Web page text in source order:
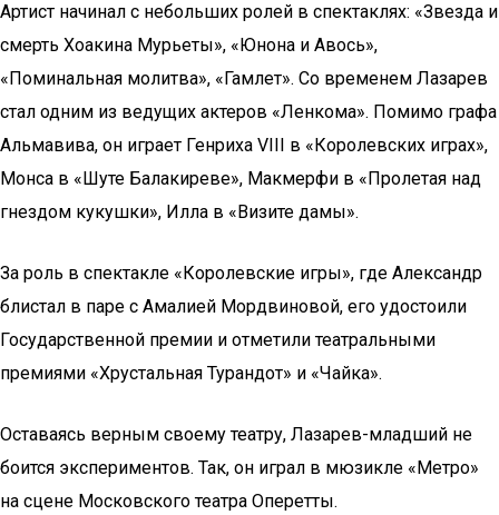
Артист начинал с небольших ролей в спектаклях: «Звезда и
смерть Хоакина Мурьеты», «Юнона и Авось»,
«Поминальная молитва», «Гамлет». Со временем Лазарев
стал одним из ведущих актеров «Ленкома». Помимо графа
Альмавива, он играет Генриха VIII в «Королевских играх»,
Монса в «Шуте Балакиреве», Макмерфи в «Пролетая над
гнездом кукушки», Илла в «Визите дамы».
За роль в спектакле «Королевские игры», где Александр
блистал в паре с Амалией Мордвиновой, его удостоили
Государственной премии и отметили театральными
премиями «Хрустальная Турандот» и «Чайка».
Оставаясь верным своему театру, Лазарев-младший не
боится экспериментов. Так, он играл в мюзикле «Метро»
на сцене Московского театра Оперетты.